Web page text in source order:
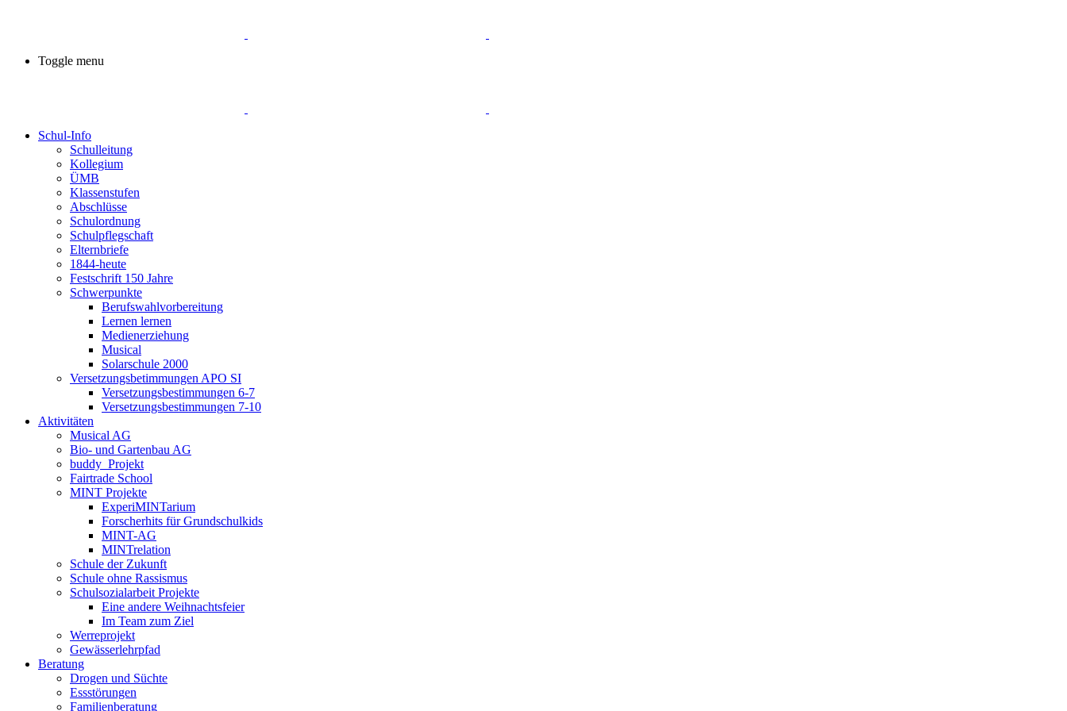
Toggle menu
Schul-Info
Schulleitung
Kollegium
ÜMB
Klassenstufen
Abschlüsse
Schulordnung
Schulpflegschaft
Elternbriefe
1844-heute
Festschrift 150 Jahre
Schwerpunkte
Berufswahlvorbereitung
Lernen lernen
Medienerziehung
Musical
Solarschule 2000
Versetzungsbetimmungen APO SI
Versetzungsbestimmungen 6-7
Versetzungsbestimmungen 7-10
Aktivitäten
Musical AG
Bio- und Gartenbau AG
buddy_Projekt
Fairtrade School
MINT Projekte
ExperiMINTarium
Forscherhits für Grundschulkids
MINT-AG
MINTrelation
Schule der Zukunft
Schule ohne Rassismus
Schulsozialarbeit Projekte
Eine andere Weihnachtsfeier
Im Team zum Ziel
Werreprojekt
Gewässerlehrpfad
Beratung
Drogen und Süchte
Essstörungen
Familienberatung